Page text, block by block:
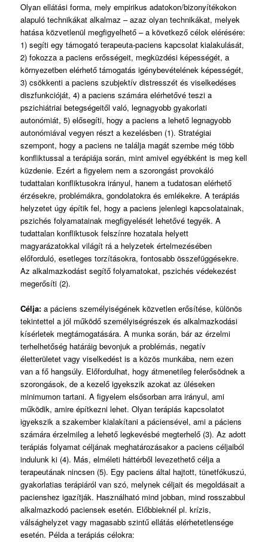
Olyan ellátási forma, mely empirikus adatokon/bizonyítékokon
alapuló technikákat alkalmaz – azaz olyan technikákat, melyek
hatása közvetlenül megfigyelhető – a következő célok elérésére:
1) segíti egy támogató terapeuta-paciens kapcsolat kialakulását,
2) fokozza a paciens erősségeit, megküzdési képességét, a
környezetben elérhető támogatás igénybevételének képességét,
3) csökkenti a paciens szubjektív distresszét és viselkedéses
diszfunkcióját, 4) a paciens számára elérhetővé teszi a
pszichiátriai betegségeitől való, legnagyobb gyakorlati
autonómiát, 5) elősegíti, hogy a paciens a lehető legnagyobb
autonómiával vegyen részt a kezelésben (1). Stratégiai
szempont, hogy a paciens ne találja magát szembe még több
konfliktussal a terápiája során, mint amivel egyébként is meg kell
küzdenie. Ezért a figyelem nem a szorongást provokáló
tudattalan konfliktusokra irányul, hanem a tudatosan elérhető
érzésekre, problémákra, gondolatokra és emlékekre. A terápiás
helyzetet úgy építik fel, hogy a paciens jelenlegi kapcsolatainak,
pszichés folyamatainak megfigyelését lehetővé tegyék. A
tudattalan konfliktusok felszínre hozatala helyett
magyarázatokkal világít rá a helyzetek értelmezésében
előforduló, esetleges torzításokra, fontosabb összefüggésekre.
Az alkalmazkodást segítő folyamatokat, pszichés védekezést
megerősíti (2).
Célja: a páciens személyiségének közvetlen erősítése, különös
tekintettel a jól működő személyiségrészek és alkalmazkodási
kísérletek megtámogatására. A munka során, bár az érzelmi
terhelhetőség határáig bevonjuk a problémás, negatív
életterületet vagy viselkedést is a közös munkába, nem ezen
van a fő hangsúly. Előfordulhat, hogy átmenetileg felerősödnek a
szorongások, de a kezelő igyekszik azokat az üléseken
minimumon tartani. A figyelem elsősorban arra irányul, ami
működik, amire építkezni lehet. Olyan terápiás kapcsolatot
igyekszik a szakember kialakítani a páciensével, ami a páciens
számára érzelmileg a lehető legkevésbé megterhelő (3). Az adott
terápiás folyamat céljának meghatározásakor a paciens céljaiból
indulunk ki (4). Más, elméleti háttérből levezethető célja a
terapeutának nincsen (5). Egy paciens által hajtott, tünetfókuszú,
gyakorlatias terápiáról van szó, melynek céljait és megoldásait a
pacienshez igazítják. Használható mind jobban, mind rosszabbul
alkalmazkodó paciensek esetén. Előbbieknél pl. krízis,
válsághelyzet vagy magasabb szintű ellátás elérhetetlensége
esetén. Példa a terápiás célokra: